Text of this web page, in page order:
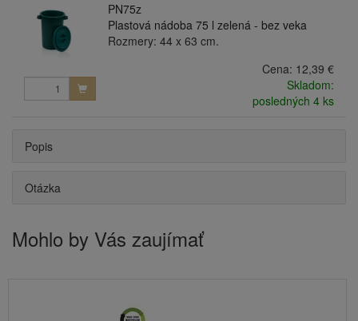
PN75z
Plastová nádoba 75 l zelená - bez veka
Rozmery: 44 x 63 cm.
Cena: 12,39 €
Skladom:
posledných 4 ks
Popis
Otázka
Mohlo by Vás zaujímať